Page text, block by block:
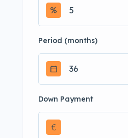
Period (months)
Down Payment
€